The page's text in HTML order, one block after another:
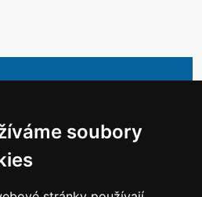
soubory
a dotazy nezůstanou bez odezvy.